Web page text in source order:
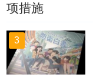
项措施
3